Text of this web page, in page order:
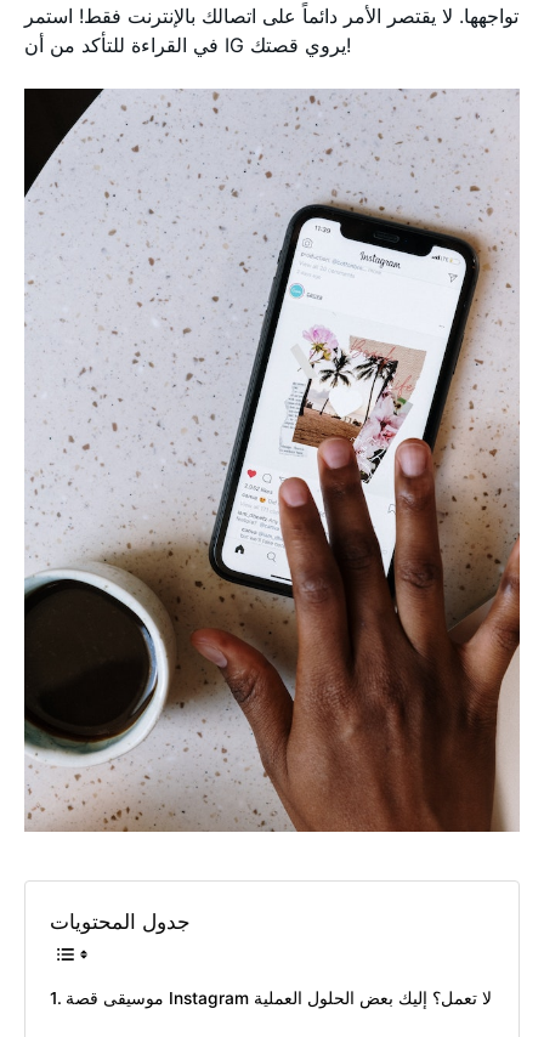
تواجهها. لا يقتصر الأمر دائماً على اتصالك بالإنترنت فقط! استمر
في القراءة للتأكد من أن IG يروي قصتك!
جدول المحتويات
موسيقى قصة Instagram لا تعمل؟ إليك بعض الحلول العملية